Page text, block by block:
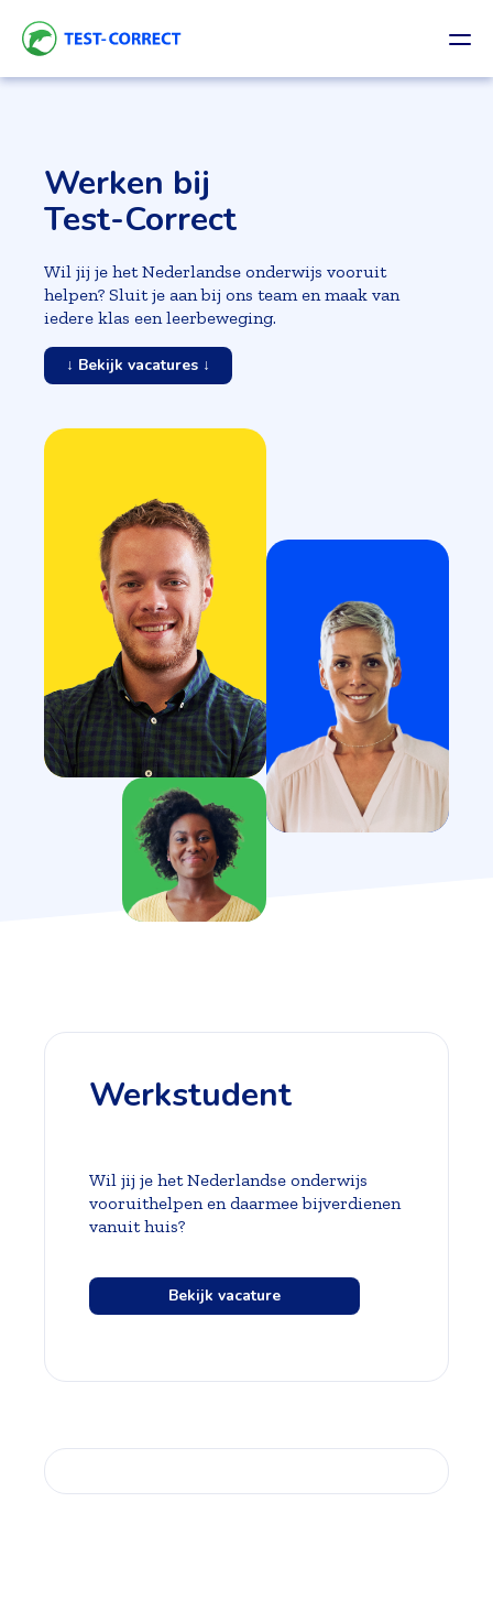
Werken bij
Test-Correct
Wil jij je het Nederlandse onderwijs vooruit
helpen? Sluit je aan bij ons team en maak van
iedere klas een leerbeweging.
↓ Bekijk vacatures ↓
Werkstudent
Wil jij je het Nederlandse onderwijs
vooruithelpen en daarmee bijverdienen
vanuit huis?
Bekijk vacature